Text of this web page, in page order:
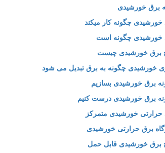
برق خورشیدی
چگونه کار میکند
خورشیدی چگونه است
برق خورشیدی چیست
خورشیدی چگونه به برق تبدیل می شود
برق خورشیدی بسازیم
برق خورشیدی درست کنیم
حرارتی خورشیدی متمرکز
برق حرارتی خورشیدی
برق خورشیدی قابل حمل